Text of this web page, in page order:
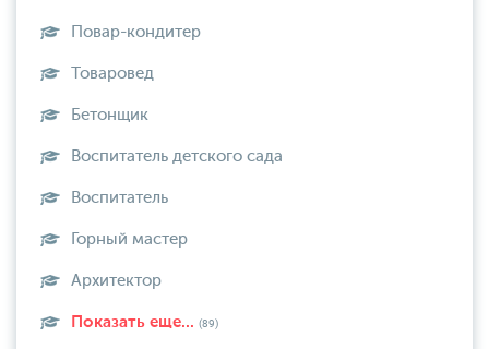
Повар-кондитер
Товаровед
Бетонщик
Воспитатель детского сада
Воспитатель
Горный мастер
Архитектор
Показать еще... (89)